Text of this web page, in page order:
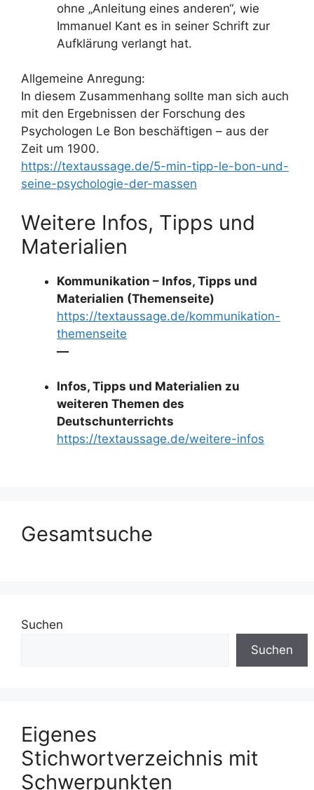
ohne „Anleitung eines anderen“, wie
Immanuel Kant es in seiner Schrift zur
Aufklärung verlangt hat.
Allgemeine Anregung:
In diesem Zusammenhang sollte man sich auch
mit den Ergebnissen der Forschung des
Psychologen Le Bon beschäftigen – aus der
Zeit um 1900.
https://textaussage.de/5-min-tipp-le-bon-und-
seine-psychologie-der-massen
Weitere Infos, Tipps und
Materialien
Kommunikation – Infos, Tipps und
Materialien (Themenseite)
https://textaussage.de/kommunikation-
themenseite
—
Infos, Tipps und Materialien zu
weiteren Themen des
Deutschunterrichts
https://textaussage.de/weitere-infos
Gesamtsuche
Suchen
Suchen
Eigenes
Stichwortverzeichnis mit
Schwerpunkten